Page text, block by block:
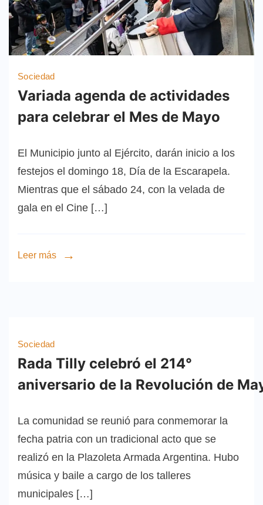
Sociedad
Variada agenda de actividades
para celebrar el Mes de Mayo
El Municipio junto al Ejército, darán inicio a los
festejos el domingo 18, Día de la Escarapela.
Mientras que el sábado 24, con la velada de
gala en el Cine […]
Leer más
Sociedad
Rada Tilly celebró el 214°
aniversario de la Revolución de
La comunidad se reunió para conmemorar la
fecha patria con un tradicional acto que se
realizó en la Plazoleta Armada Argentina. Hubo
música y baile a cargo de los talleres
municipales […]